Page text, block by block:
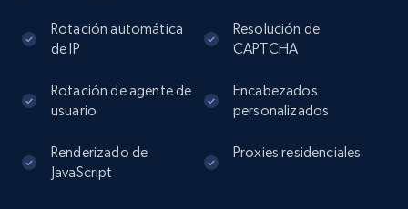
Rotación automática
de IP
Resolución de
CAPTCHA
Rotación de agente de
usuario
Encabezados
personalizados
Renderizado de
JavaScript
Proxies residenciales